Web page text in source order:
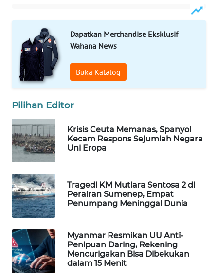
Dapatkan Merchandise Eksklusif
Wahana News
Buka Katalog
Pilihan Editor
Krisis Ceuta Memanas, Spanyol
Kecam Respons Sejumlah Negara
Uni Eropa
Tragedi KM Mutiara Sentosa 2 di
Perairan Sumenep, Empat
Penumpang Meninggal Dunia
Myanmar Resmikan UU Anti-
Penipuan Daring, Rekening
Mencurigakan Bisa Dibekukan
dalam 15 Menit
WAHANANEWS
NET
WAHANA
SPORT
WAHANA
UMKM
WAHANA
SELEB
WAHANA
PERSONA
WAHANA
OTOMOTIF
WAHANA
HEALTH